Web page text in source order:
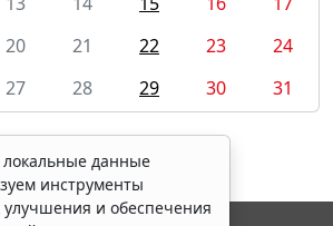
20 21 22 23
24
27 28 29 30 31
данные
инструменты
улучшения и обеспечения